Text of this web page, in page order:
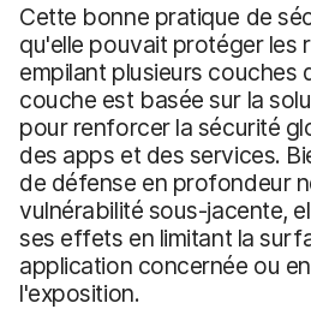
Cette bonne pratique de
qu'elle pouvait protéger les
empilant plusieurs couches
couche est basée sur la
pour renforcer la sécurité
des apps et des services.
de défense en profondeur
vulnérabilité sous-jacente,
ses effets en limitant la
application concernée ou
l'exposition.